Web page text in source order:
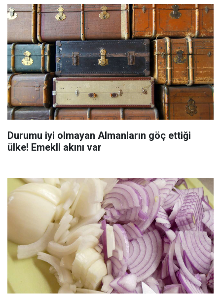
Durumu iyi olmayan Almanların göç ettiği
ülke! Emekli akını var